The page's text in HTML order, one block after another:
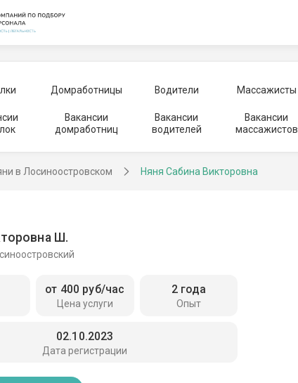
Домработницы Водители Массажисты
Вакансии
домработниц
Вакансии
водителей
Вакансии
массажистов
в Лосиноостровском Няня Сабина Викторовна
Ш.
Цена услуги
от 400 руб/час
Опыт
2 года
Дата регистрации
02.10.2023